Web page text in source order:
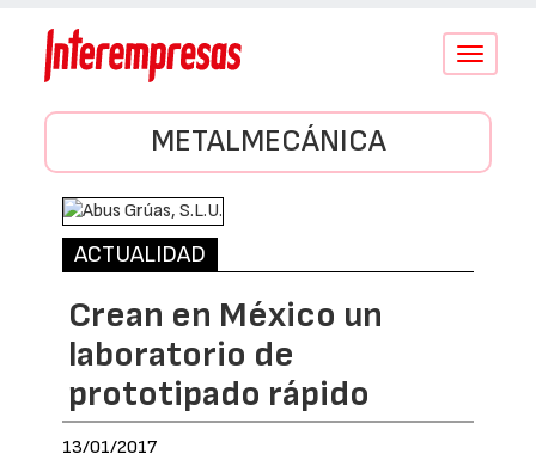
Conmutar
METALMECÁNICA
ACTUALIDAD
Crean en México un
laboratorio de
prototipado rápido
13/01/2017